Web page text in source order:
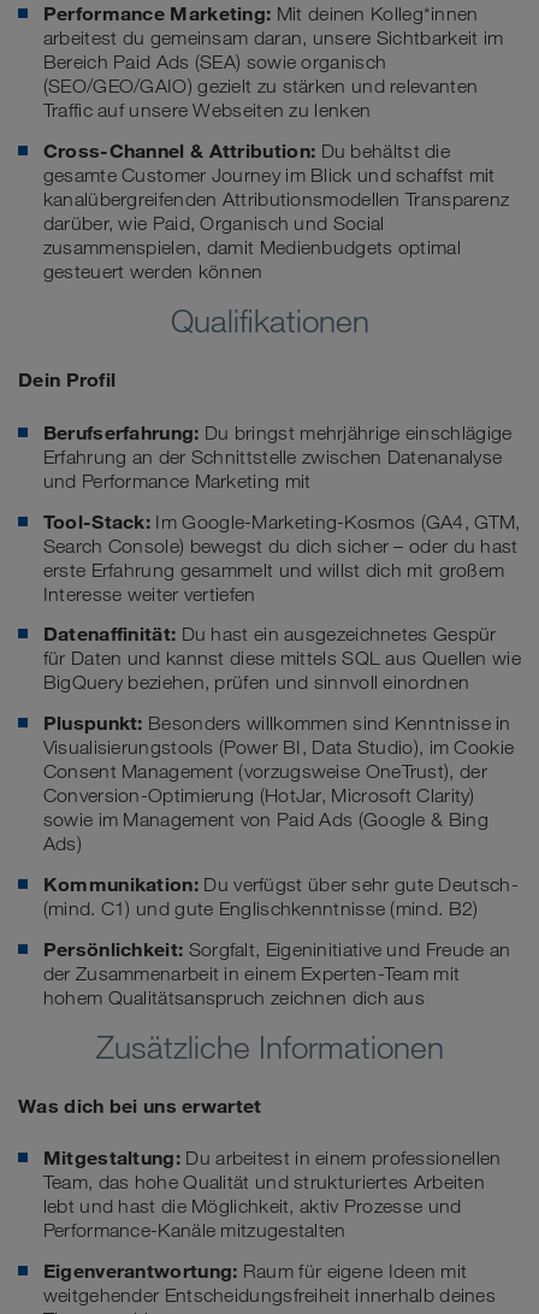
Performance Marketing: Mit deinen Kolleg*innen
arbeitest du gemeinsam daran, unsere Sichtbarkeit im
Bereich Paid Ads (SEA) sowie organisch
(SEO/GEO/GAIO) gezielt zu stärken und relevanten
Traffic auf unsere Webseiten zu lenken
Cross-Channel & Attribution: Du behältst die
gesamte Customer Journey im Blick und schaffst mit
kanalübergreifenden Attributionsmodellen Transparenz
darüber, wie Paid, Organisch und Social
zusammenspielen, damit Medienbudgets optimal
gesteuert werden können
Qualifikationen
Dein Profil
Berufserfahrung: Du bringst mehrjährige einschlägige
Erfahrung an der Schnittstelle zwischen Datenanalyse
und Performance Marketing mit
Tool-Stack: Im Google-Marketing-Kosmos (GA4, GTM,
Search Console) bewegst du dich sicher – oder du hast
erste Erfahrung gesammelt und willst dich mit großem
Interesse weiter vertiefen
Datenaffinität: Du hast ein ausgezeichnetes Gespür
für Daten und kannst diese mittels SQL aus Quellen wie
BigQuery beziehen, prüfen und sinnvoll einordnen
Pluspunkt: Besonders willkommen sind Kenntnisse in
Visualisierungstools (Power BI, Data Studio), im Cookie
Consent Management (vorzugsweise OneTrust), der
Conversion-Optimierung (HotJar, Microsoft Clarity)
sowie im Management von Paid Ads (Google & Bing
Ads)
Kommunikation: Du verfügst über sehr gute Deutsch-
(mind. C1) und gute Englischkenntnisse (mind. B2)
Persönlichkeit: Sorgfalt, Eigeninitiative und Freude an
der Zusammenarbeit in einem Experten-Team mit
hohem Qualitätsanspruch zeichnen dich aus
Zusätzliche Informationen
Was dich bei uns erwartet
Mitgestaltung: Du arbeitest in einem professionellen
Team, das hohe Qualität und strukturiertes Arbeiten
lebt und hast die Möglichkeit, aktiv Prozesse und
Performance-Kanäle mitzugestalten
Eigenverantwortung: Raum für eigene Ideen mit
weitgehender Entscheidungsfreiheit innerhalb deines